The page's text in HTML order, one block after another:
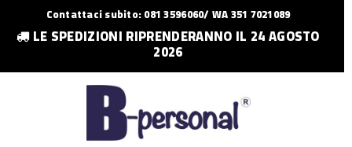
Contattaci subito: 081 3596060/ WA 351 7021089
LE SPEDIZIONI RIPRENDERANNO IL 24 AGOSTO
2026